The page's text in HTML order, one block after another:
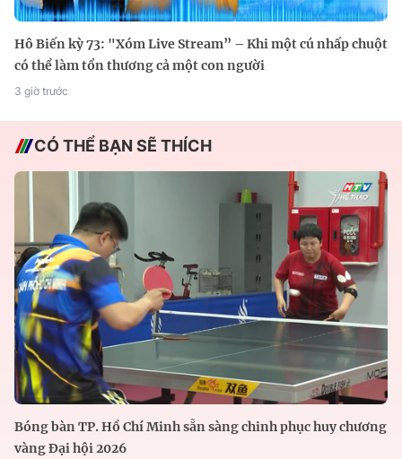
Hô Biến kỳ 73: "Xóm Live Stream” – Khi một cú nhấp chuột
có thể làm tổn thương cả một con người
3 giờ trước
CÓ THỂ BẠN SẼ THÍCH
Bóng bàn TP. Hồ Chí Minh sẵn sàng chinh phục huy chương
vàng Đại hội 2026